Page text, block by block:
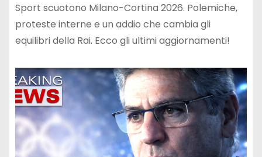
Sport scuotono Milano-Cortina 2026. Polemiche,
proteste interne e un addio che cambia gli
equilibri della Rai. Ecco gli ultimi aggiornamenti!